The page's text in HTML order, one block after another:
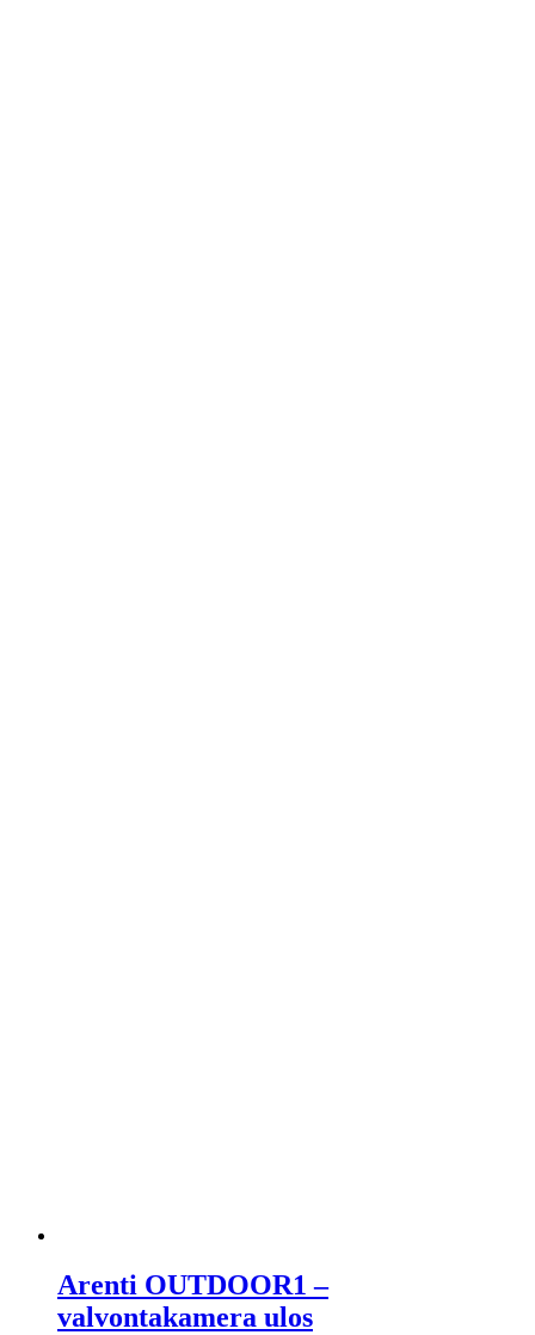
Arenti OUTDOOR1 –
valvontakamera ulos